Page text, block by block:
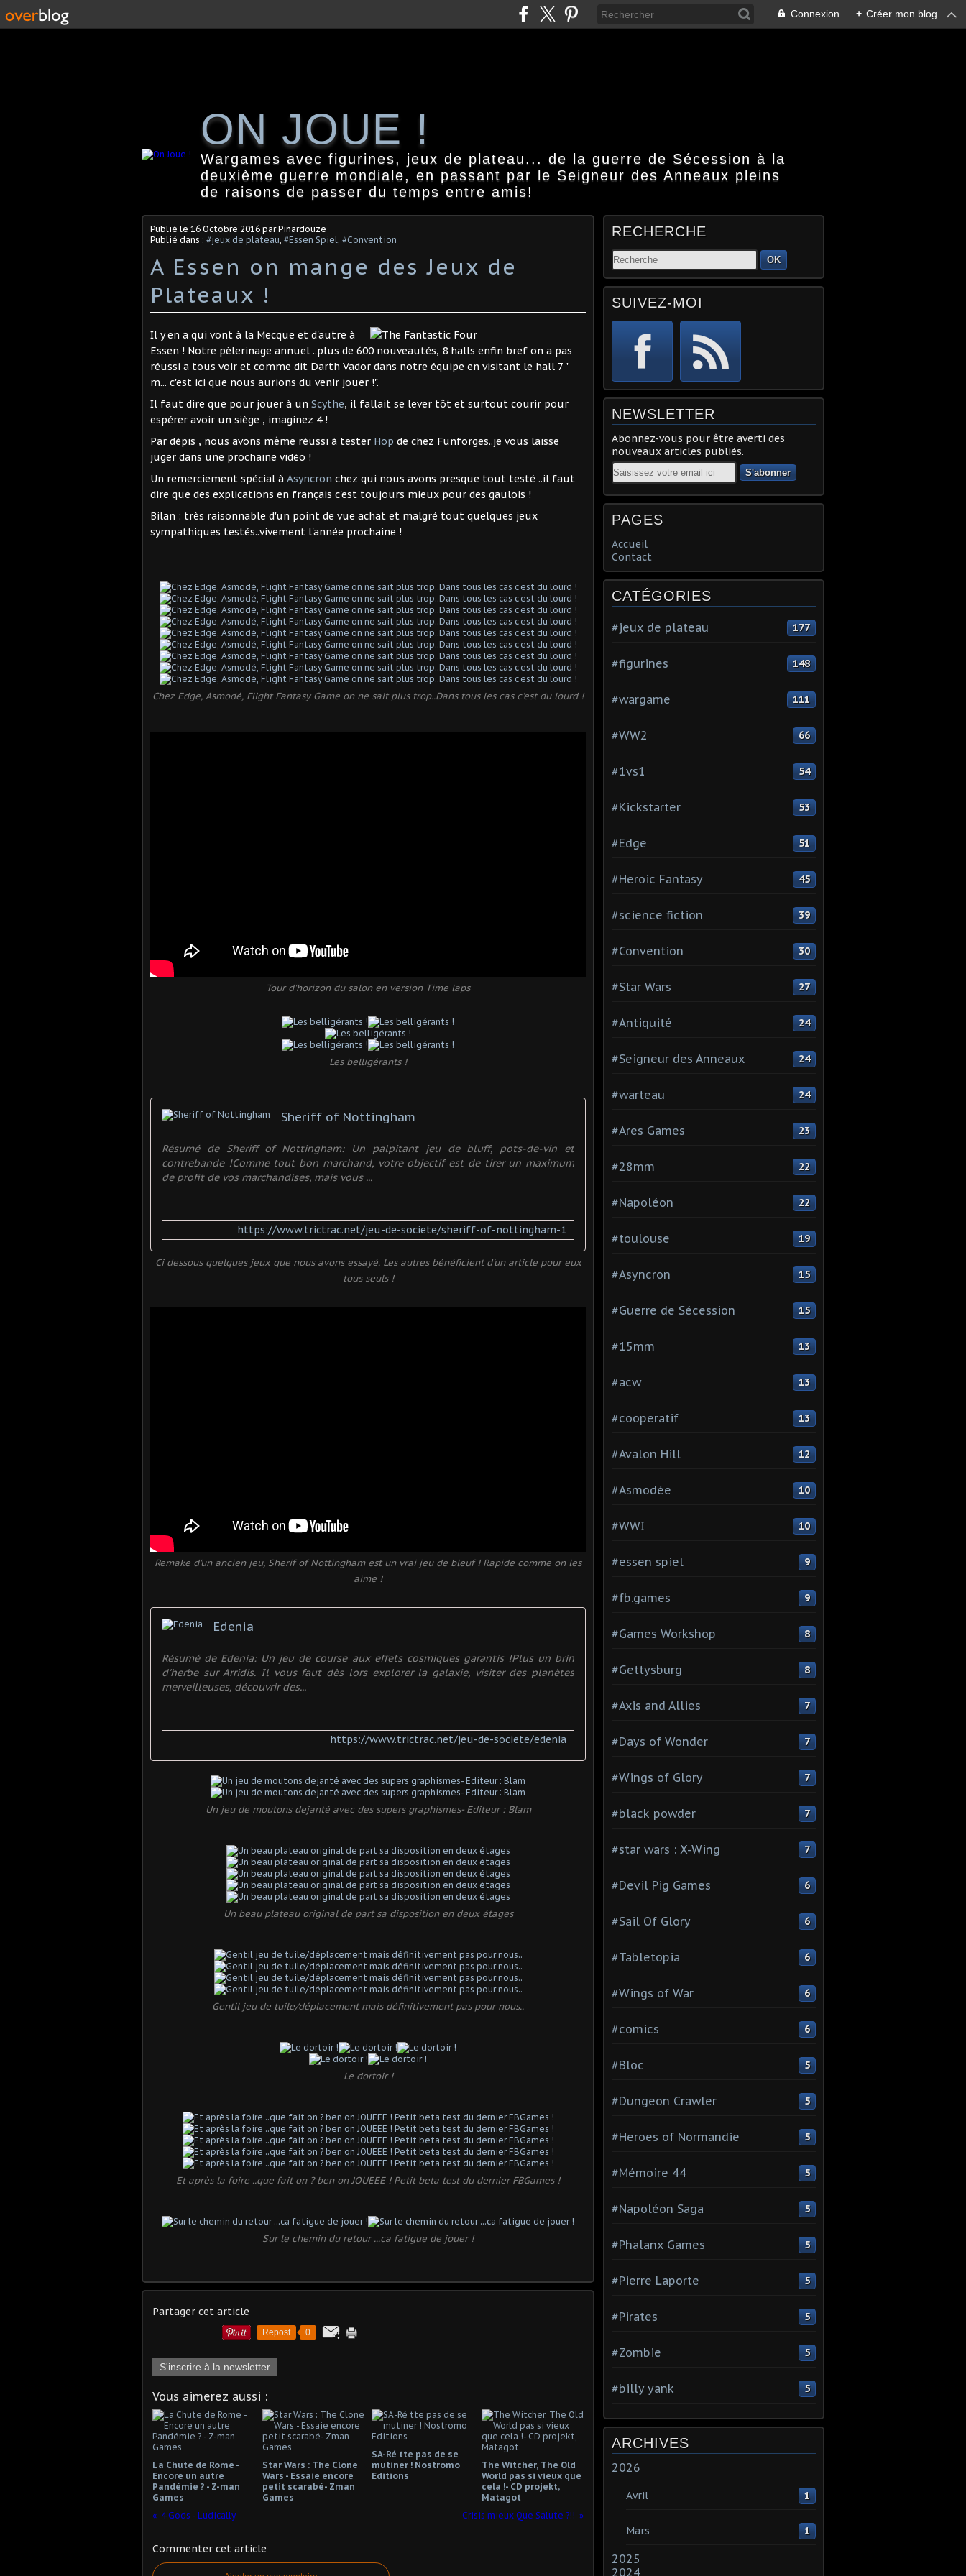
Connexion + Créer mon blog
ON JOUE !
Wargames avec figurines, jeux de plateau... de la guerre de Sécession à la
deuxième guerre mondiale, en passant par le Seigneur des Anneaux pleins
de raisons de passer du temps entre amis!
Publié le 16 Octobre 2016 par Pinardouze
Publié dans : #jeux de plateau, #Essen Spiel, #Convention
A Essen on mange des Jeux de
Plateaux !
Il y en a qui vont à la Mecque et d'autre à
Essen ! Notre pèlerinage annuel ..plus de 600 nouveautés, 8 halls enfin bref on a pas
réussi a tous voir et comme dit Darth Vador dans notre équipe en visitant le hall 7 "
m... c'est ici que nous aurions du venir jouer !".
Il faut dire que pour jouer à un Scythe, il fallait se lever tôt et surtout courir pour
espérer avoir un siège , imaginez 4 !
Par dépis , nous avons même réussi à tester Hop de chez Funforges..je vous laisse
juger dans une prochaine vidéo !
Un remerciement spécial à Asyncron chez qui nous avons presque tout testé ..il faut
dire que des explications en français c'est toujours mieux pour des gaulois !
Bilan : très raisonnable d'un point de vue achat et malgré tout quelques jeux
sympathiques testés..vivement l'année prochaine !
Chez Edge, Asmodé, Flight Fantasy Game on ne sait plus trop..Dans tous les cas c'est du lourd !
Tour d'horizon du salon en version Time laps
Les belligérants !
Sheriff of Nottingham
Résumé de Sheriff of Nottingham: Un palpitant jeu de bluff, pots-de-vin et
contrebande !Comme tout bon marchand, votre objectif est de tirer un maximum
de profit de vos marchandises, mais vous ...
https://www.trictrac.net/jeu-de-societe/sheriff-of-nottingham-1
Ci dessous quelques jeux que nous avons essayé. Les autres bénéficient d'un article pour eux
tous seuls !
Remake d'un ancien jeu, Sherif of Nottingham est un vrai jeu de bleuf ! Rapide comme on les
aime !
Edenia
Résumé de Edenia: Un jeu de course aux effets cosmiques garantis !Plus un brin
d'herbe sur Arridis. Il vous faut dès lors explorer la galaxie, visiter des planètes
merveilleuses, découvrir des...
https://www.trictrac.net/jeu-de-societe/edenia
Un jeu de moutons dejanté avec des supers graphismes- Editeur : Blam
Un beau plateau original de part sa disposition en deux étages
Gentil jeu de tuile/déplacement mais définitivement pas pour nous..
Le dortoir !
Et après la foire ..que fait on ? ben on JOUEEE ! Petit beta test du dernier FBGames !
Sur le chemin du retour ...ca fatigue de jouer !
Partager cet article
Repost 0
S'inscrire à la newsletter
Vous aimerez aussi :
La Chute de Rome -
Encore un autre
Pandémie ? - Z-man
Games
Star Wars : The Clone
Wars - Essaie encore
petit scarabé- Zman
Games
SA-Ré tte pas de se
mutiner ! Nostromo
Editions
The Witcher, The Old
World pas si vieux que
cela !- CD projekt,
Matagot
4 Gods - Ludically
Crisis mieux Que Salute ?!!
Commenter cet article
RECHERCHE
OK
SUIVEZ-MOI
NEWSLETTER
Abonnez-vous pour être averti des
nouveaux articles publiés.
Email
PAGES
Accueil
Contact
CATÉGORIES
#jeux de plateau 177
#figurines 148
#wargame 111
#WW2 66
#1vs1 54
#Kickstarter 53
#Edge 51
#Heroic Fantasy 45
#science fiction 39
#Convention 30
#Star Wars 27
#Antiquité 24
#Seigneur des Anneaux 24
#warteau 24
#Ares Games 23
#28mm 22
#Napoléon 22
#toulouse 19
#Asyncron 15
#Guerre de Sécession 15
#15mm 13
#acw 13
#cooperatif 13
#Avalon Hill 12
#Asmodée 10
#WWI 10
#essen spiel 9
#fb.games 9
#Games Workshop 8
#Gettysburg 8
#Axis and Allies 7
#Days of Wonder 7
#Wings of Glory 7
#black powder 7
#star wars : X-Wing 7
#Devil Pig Games 6
#Sail Of Glory 6
#Tabletopia 6
#Wings of War 6
#comics 6
#Bloc 5
#Dungeon Crawler 5
#Heroes of Normandie 5
#Mémoire 44 5
#Napoléon Saga 5
#Phalanx Games 5
#Pierre Laporte 5
#Pirates 5
#Zombie 5
#billy yank 5
ARCHIVES
2026
Avril 1
Mars 1
2025
2024